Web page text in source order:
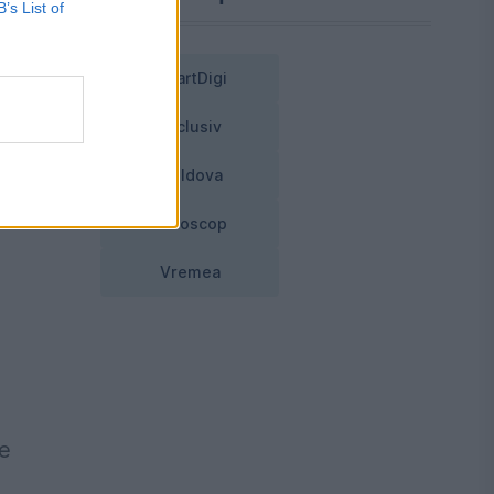
List of
zi
SmartDigi
Exclusiv
Moldova
Horoscop
Vremea